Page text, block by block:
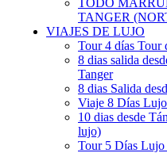
TODO
TANGER
VIAJES DE LUJO
Tour 4 días Tour
8 dias salida
Tanger
8 dias Salida
Viaje 8 Días
10 dias desde
lujo)
Tour 5 Días Lujo